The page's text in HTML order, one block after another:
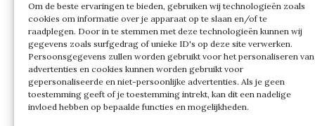
Om de beste ervaringen te bieden, gebruiken wij technologieën zoals
cookies om informatie over je apparaat op te slaan en/of te
raadplegen. Door in te stemmen met deze technologieën kunnen wij
gegevens zoals surfgedrag of unieke ID's op deze site verwerken.
Persoonsgegevens zullen worden gebruikt voor het personaliseren van
advertenties en cookies kunnen worden gebruikt voor
gepersonaliseerde en niet-persoonlijke advertenties. Als je geen
toestemming geeft of je toestemming intrekt, kan dit een nadelige
invloed hebben op bepaalde functies en mogelijkheden.